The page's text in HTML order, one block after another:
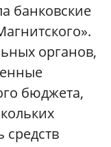
банковские
органов,
бюджета,
средств